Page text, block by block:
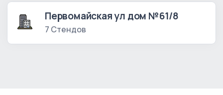
Первомайская ул дом №61/8
7 Стендов